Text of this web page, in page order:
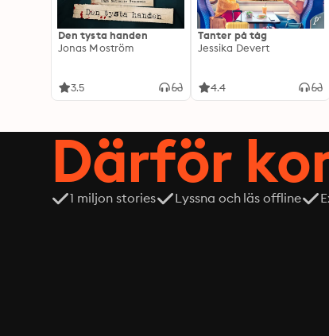
Den tysta handen
Jonas Moström
3.5
Tanter på tåg
Jessika Devert
4.4
Därför
1 miljon stories Lyssna och läs offline